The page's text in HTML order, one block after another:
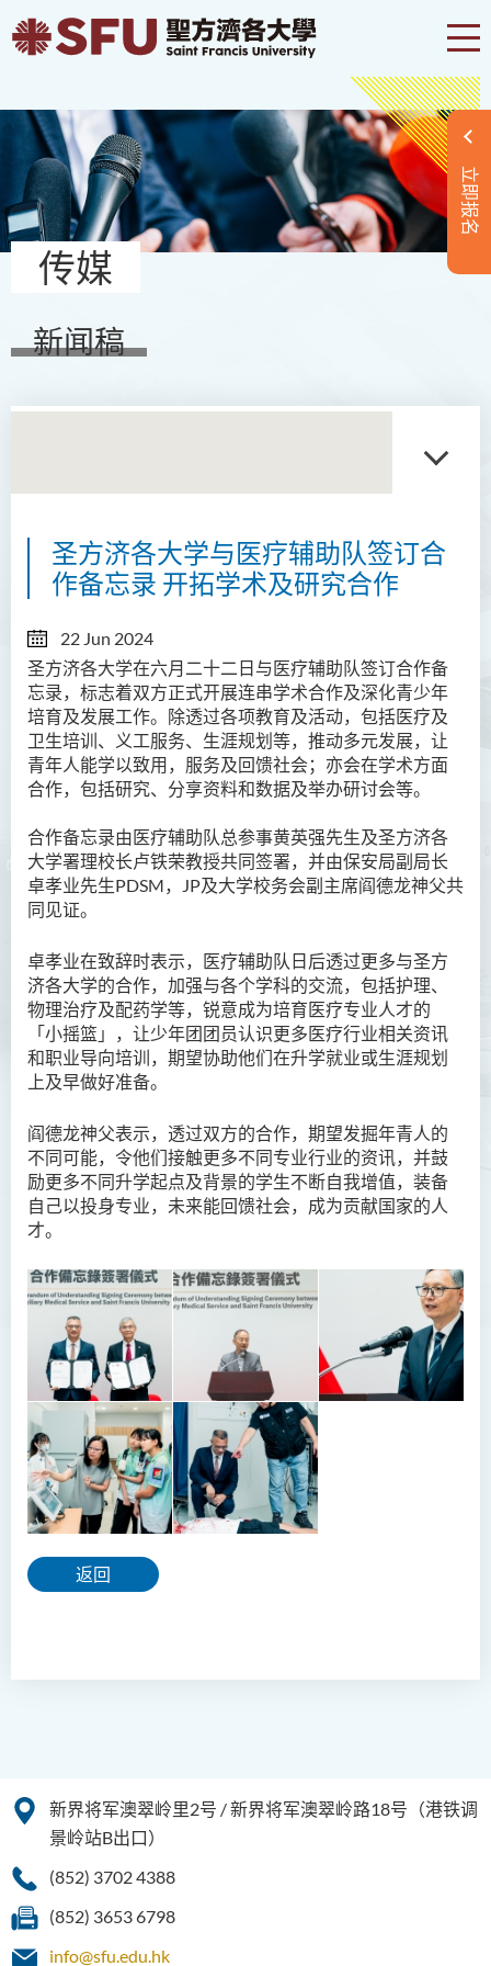
立即报名
传媒
新闻稿
圣方济各大学与医疗辅助队签订合
作备忘录 开拓学术及研究合作
22 Jun 2024
圣方济各大学在六月二十二日与医疗辅助队签订合作备
忘录，标志着双方正式开展连串学术合作及深化青少年
培育及发展工作。除透过各项教育及活动，包括医疗及
卫生培训、义工服务、生涯规划等，推动多元发展，让
青年人能学以致用，服务及回馈社会；亦会在学术方面
合作，包括研究、分享资料和数据及举办研讨会等。
合作备忘录由医疗辅助队总参事黄英强先生及圣方济各
大学署理校长卢铁荣教授共同签署，并由保安局副局长
卓孝业先生PDSM，JP及大学校务会副主席阎德龙神父共
同见证。
卓孝业在致辞时表示，医疗辅助队日后透过更多与圣方
济各大学的合作，加强与各个学科的交流，包括护理、
物理治疗及配药学等，锐意成为培育医疗专业人才的
「小摇篮」，让少年团团员认识更多医疗行业相关资讯
和职业导向培训，期望协助他们在升学就业或生涯规划
上及早做好准备。
阎德龙神父表示，透过双方的合作，期望发掘年青人的
不同可能，令他们接触更多不同专业行业的资讯，并鼓
励更多不同升学起点及背景的学生不断自我增值，装备
自己以投身专业，未来能回馈社会，成为贡献国家的人
才。
返回
新界将军澳翠岭里2号 / 新界将军澳翠岭路18号（港铁调
景岭站B出口）
(852) 3702 4388
(852) 3653 6798
info@sfu.edu.hk